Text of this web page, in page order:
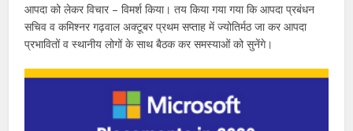
आपदा को लेकर विचार – विमर्श किया। तय किया गया गया कि आपदा प्रबंधन
सचिव व कमिश्नर गढ़वाल अक्टूबर प्रथम सप्ताह में ज्योतिर्मठ जा कर आपदा
प्रभावितों व स्थानीय लोगों के साथ बैठक कर समस्याओं को सुनेंगे।